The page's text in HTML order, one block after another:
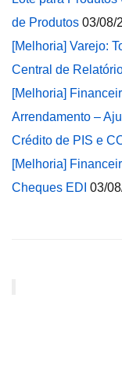
de Produtos 03/08/
[Melhoria] Varejo:
Central de
[Melhoria]
Arrendamento –
Crédito de PIS e
[Melhoria]
Cheques EDI 03/